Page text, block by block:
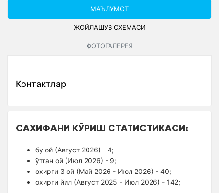
МАЪЛУМОТ
ЖОЙЛАШУВ СXЕМАСИ
ФОТОГАЛЕРЕЯ
Контактлар
САХИФАНИ КЎРИШ СТАТИСТИКАСИ:
бу ой (Август 2026) - 4;
ўтган ой (Июл 2026) - 9;
оxирги 3 ой (Май 2026 - Июл 2026) - 40;
оxирги йил (Август 2025 - Июл 2026) - 142;